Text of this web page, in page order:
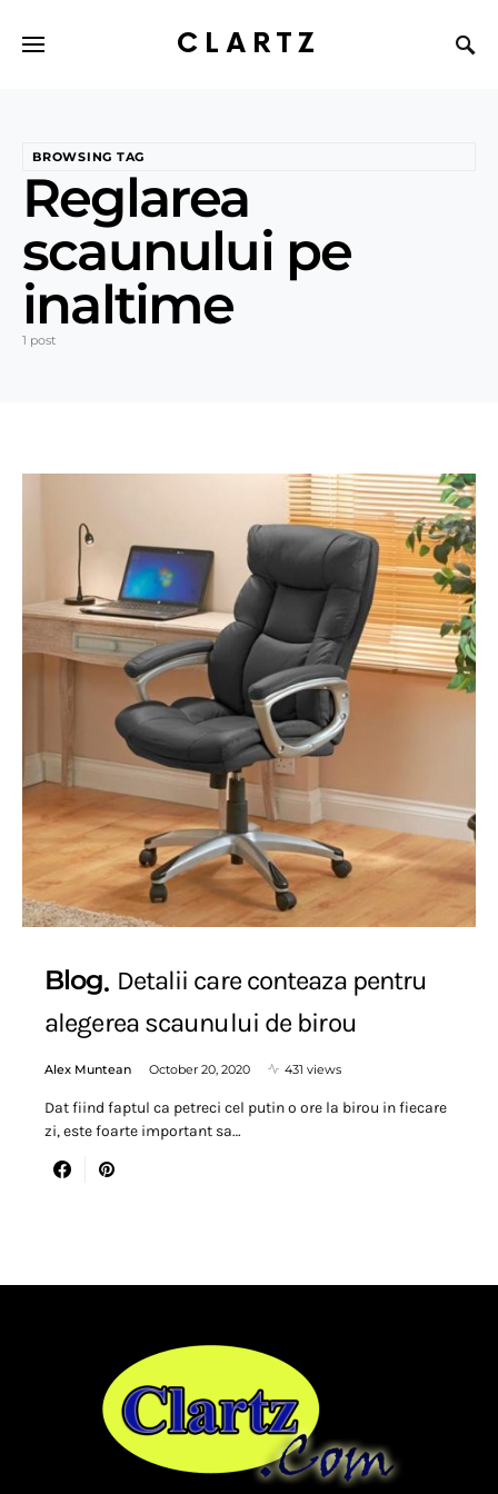
CLARTZ
BROWSING TAG
Reglarea
scaunului pe
inaltime
1 post
Blog Detalii care conteaza pentru
alegerea scaunului de birou
Alex Muntean October 20, 2020 431 views
Dat fiind faptul ca petreci cel putin o ore la birou in fiecare
zi, este foarte important sa…